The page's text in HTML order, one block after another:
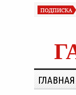
ГЛАВНАЯ